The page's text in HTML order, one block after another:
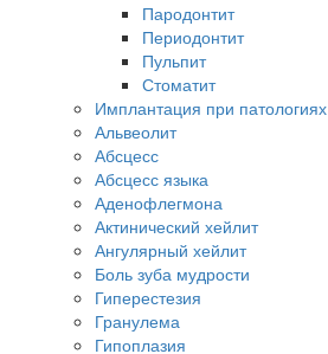
Пародонтит
Периодонтит
Пульпит
Стоматит
Имплантация при патологиях
Альвеолит
Абсцесс
Абсцесс языка
Аденофлегмона
Актинический хейлит
Ангулярный хейлит
Боль зуба мудрости
Гиперестезия
Гранулема
Гипоплазия